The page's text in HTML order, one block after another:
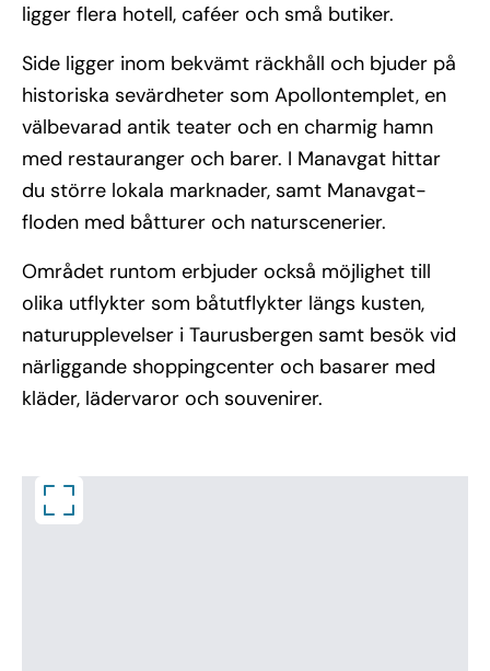
ligger flera hotell, caféer och små butiker.
Side ligger inom bekvämt räckhåll och bjuder på
historiska sevärdheter som Apollontemplet, en
välbevarad antik teater och en charmig hamn
med restauranger och barer. I Manavgat hittar
du större lokala marknader, samt Manavgat-
floden med båtturer och naturscenerier.
Området runtom erbjuder också möjlighet till
olika utflykter som båtutflykter längs kusten,
naturupplevelser i Taurusbergen samt besök vid
närliggande shoppingcenter och basarer med
kläder, lädervaror och souvenirer.